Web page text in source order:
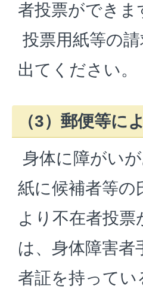
者投票ができま
投票用紙等の
出てください。
（3）郵便等に
身体に障がい
紙に候補者等の
より不在者投
は、身体障害者
者証を持ってい